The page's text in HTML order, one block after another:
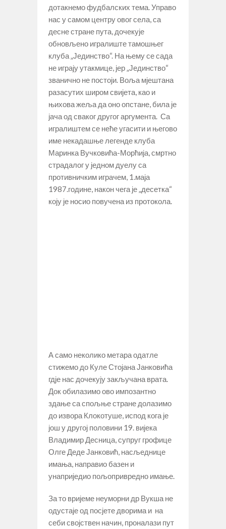
дотакнемо фудбалских тема. Управо
нас у самом центру овог села, са
десне стране пута, дочекује
обновљено игралиште тамошњег
клуба „Јединство“. На њему се сада
не играју утакмице, јер „Јединство“
званично не постоји. Воља мјештана
разасутих широм свијета, као и
њихова жеља да оно опстане, била је
јача од сваког другог аргумента. Са
игралиштем се неће угасити и његово
име некадашње легенде клуба
Маринка Вучковића-Морћија, смртно
страдалог у једном дуелу са
противничким играчем, 1.маја
1987.године, након чега је „десетка“
коју је носио повучена из протокола.
А само неколико метара одатле
стижемо до Куле Стојана Јанковића
гдје нас дочекују закључана врата.
Док обилазимо ово импозантно
здање са спољње стране долазимо
до извора Клокотуше, испод кога је
још у другој половини 19. вијека
Владимир Десница, супруг грофице
Олге Деде Јанковић, насљеднице
имања, направио базен и
унаприједио пољопривредно имање.
За то вријеме неуморни др Вукша не
одустаје од посјете дворима и на
себи својствен начин, проналази пут